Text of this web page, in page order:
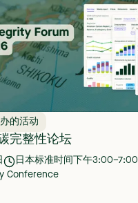
的活动
完整性论坛
日本标准时间下午3:00–7:00
Conference